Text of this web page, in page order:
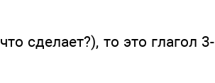
сделает?), то это глагол 3-